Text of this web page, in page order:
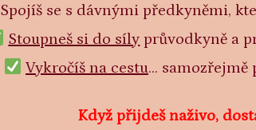
Spojíš se s dávnými předkyněmi,
Stoupneš si do síly průvodkyně a
Vykročíš na cestu...
Když přijdeš naživo,